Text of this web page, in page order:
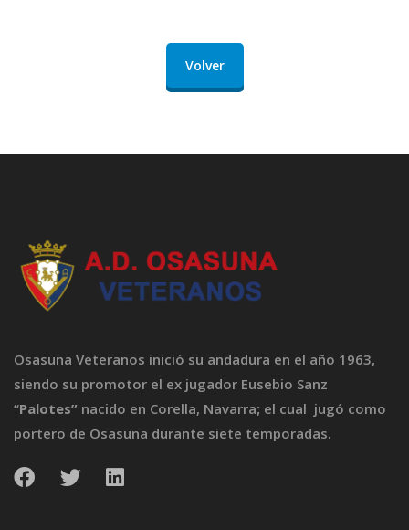
Volver
Osasuna Veteranos inició su andadura en el año 1963,
siendo su promotor el ex jugador Eusebio Sanz
“Palotes” nacido en Corella, Navarra; el cual jugó como
portero de Osasuna durante siete temporadas.